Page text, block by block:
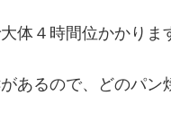
体４時間位かかりま
あるので、どのパン